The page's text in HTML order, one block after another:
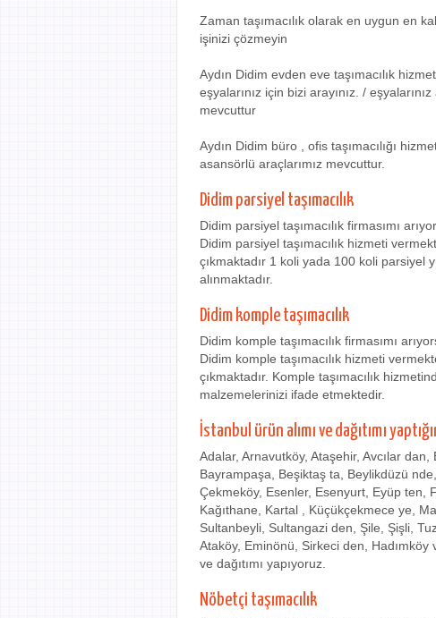
Zaman taşımacılık olarak en uygun en
işinizi çözmeyin
Aydın Didim evden eve taşımacılık
eşyalarınız için bizi arayınız. /
mevcuttur
Aydın Didim büro , ofis taşımacılığı
asansörlü araçlarımız mevcuttur.
Didim parsiyel taşımacılık
Didim parsiyel taşımacılık firmasımı
Didim parsiyel taşımacılık hizmeti
çıkmaktadır 1 koli yada 100 koli parsiyel
alınmaktadır.
Didim komple taşımacılık
Didim komple taşımacılık firmasımı
Didim komple taşımacılık hizmeti
çıkmaktadır. Komple taşımacılık
malzemelerinizi ifade etmektedir.
İstanbul ürün alımı ve dağıtımı
Adalar, Arnavutköy, Ataşehir, Avcılar
Bayrampaşa, Beşiktaş ta, Beylikdüzü
Çekmeköy, Esenler, Esenyurt, Eyüp ten,
Kağıthane, Kartal , Küçükçekmece ye,
Sultanbeyli, Sultangazi den, Şile, Şişli,
Ataköy, Eminönü, Sirkeci den, Hadımköy
ve dağıtımı yapıyoruz.
Nöbetçi taşımacılık